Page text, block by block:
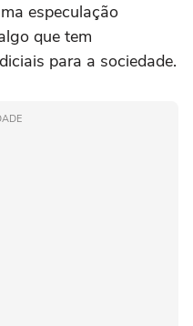
especulação
que tem
para a sociedade.